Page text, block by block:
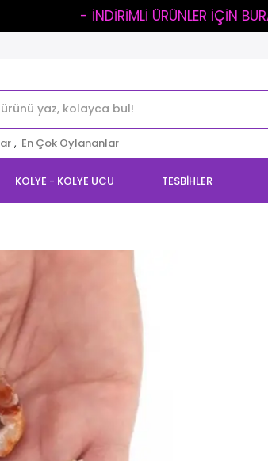
- İNDİRİMLİ ÜRÜNLER İÇİN BURAYA TIKLA -
, En Çok Oylananlar
KOLYE - KOLYE UCU TESBİHLER